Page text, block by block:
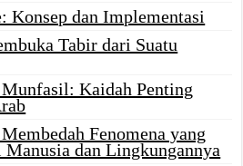
Konsep dan Implementasi
Tabir dari Suatu
Kaidah Penting
Fenomena yang
dan Lingkungannya